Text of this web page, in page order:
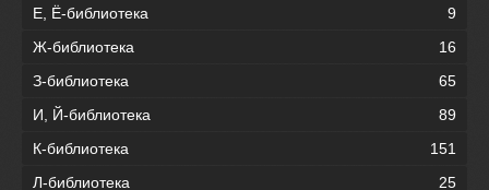
Е, Ё-библиотека
9
Ж-библиотека
16
З-библиотека
65
И, Й-библиотека
89
К-библиотека
151
Л-библиотека
25